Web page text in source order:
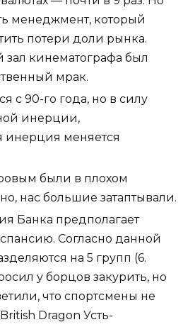
менеджмент, который
потери доли рынка.
кинематографа был
мрак.
с 90-го года, но в силу
инерции,
инерция меняется
были в плохом
нас большие затаптывали.
Банка предполагает
Согласно данной
на 5 групп (6.
у борцов закурить, но
что спортсмены не
Dragon Усть-